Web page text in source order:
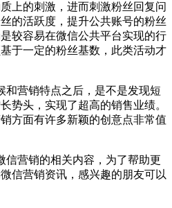
上的刺激，进而刺激粉丝回复问
的活跃度，提升公共账号的粉丝
较容易在微信公共平台实现的行
于一定的粉丝基数，此类活动才
营销特点之后，是不是发现短
势头，实现了超高的销售业绩。
方面有许多新颖的创意点非常值
营销的相关内容，为了帮助更
信营销资讯，感兴趣的朋友可以